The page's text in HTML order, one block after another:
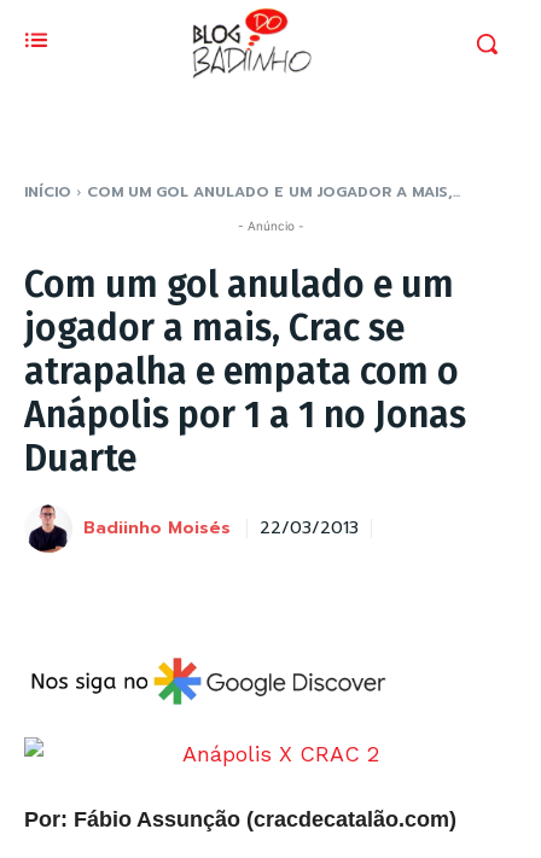
INÍCIO COM UM GOL ANULADO E UM JOGADOR A MAIS,...
- Anúncio -
Com um gol anulado e um
jogador a mais, Crac se
atrapalha e empata com o
Anápolis por 1 a 1 no Jonas
Duarte
Badiinho Moisés 22/03/2013
Por: Fábio Assunção (cracdecatalão.com)